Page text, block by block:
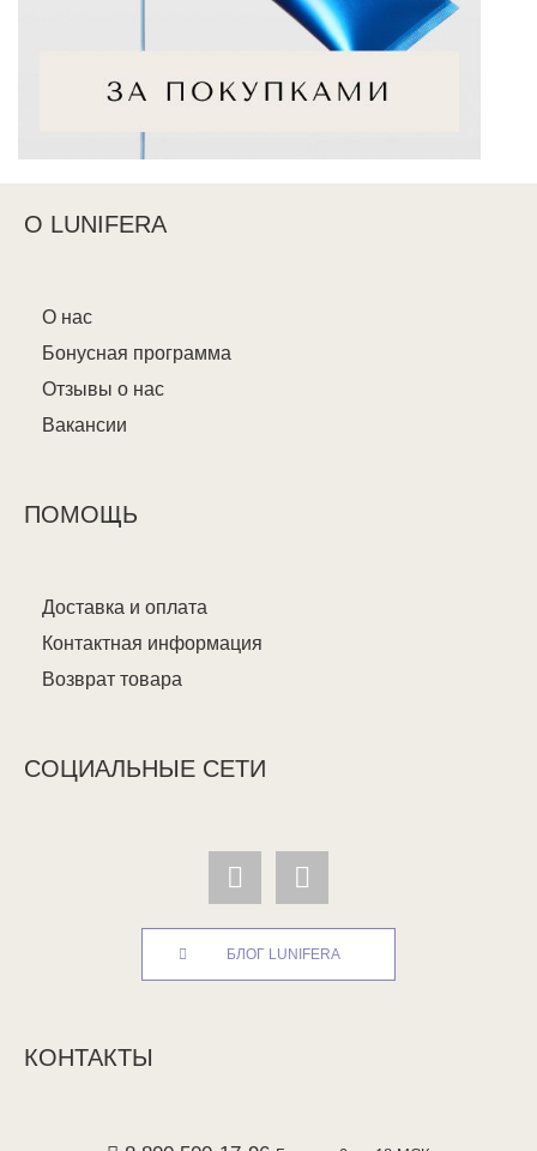
О LUNIFERA
О нас
Бонусная программа
Отзывы о нас
Вакансии
ПОМОЩЬ
Доставка и оплата
Контактная информация
Возврат товара
СОЦИАЛЬНЫЕ СЕТИ
БЛОГ LUNIFERA
КОНТАКТЫ